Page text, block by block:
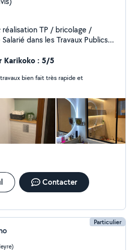
/ bricolage /
votre service pour analyser un
et réaliser vos travaux.
des eaux, préparation
heures, une journée ou un week-
à 4 réponses par mois. Si je ne
que je vous snobe : j'ai
Karikoko : 5/5
bien fait très rapide et
Contacter
Particulier